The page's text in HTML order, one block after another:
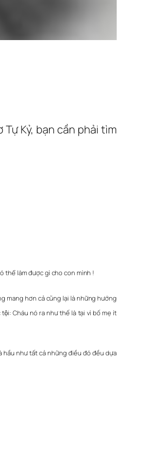
Kỷ, bạn cần phải tìm
thể làm được gì cho con mình !
mang hơn cả cũng lại là những hướng
tội: Cháu nó ra như thế là tại vì bố mẹ ít
hầu như tất cả những điều đó đều dựa